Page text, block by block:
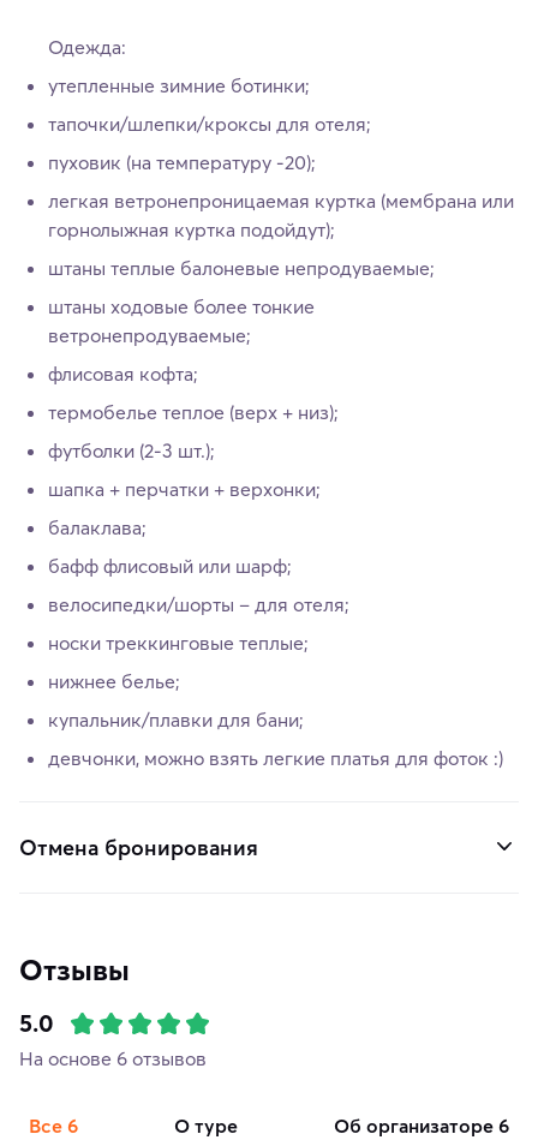
Одежда:
утепленные зимние ботинки;
тапочки/шлепки/кроксы для отеля;
пуховик (на температуру -20);
легкая ветронепроницаемая куртка (мембрана или
горнолыжная куртка подойдут);
штаны теплые балоневые непродуваемые;
штаны ходовые более тонкие
ветронепродуваемые;
флисовая кофта;
термобелье теплое (верх + низ);
футболки (2-3 шт.);
шапка + перчатки + верхонки;
балаклава;
бафф флисовый или шарф;
велосипедки/шорты – для отеля;
носки треккинговые теплые;
нижнее белье;
купальник/плавки для бани;
девчонки, можно взять легкие платья для фоток :)
Отмена бронирования
Отзывы
5.0
На основе 6 отзывов
Все 6 о туре об организаторе 6